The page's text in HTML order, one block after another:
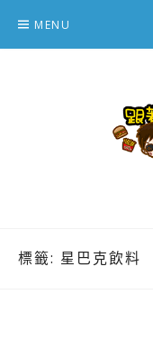
content
MENU
標籤: 星巴克飲料